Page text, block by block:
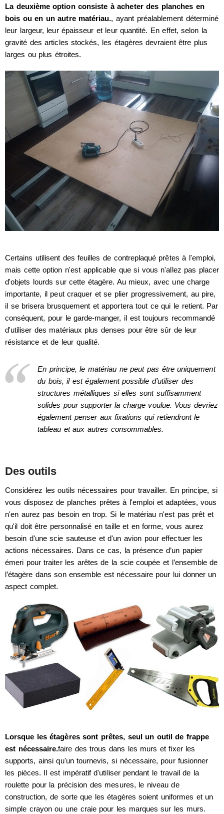
La deuxième option consiste à acheter des planches en
bois ou en un autre matériau., ayant préalablement déterminé
leur largeur, leur épaisseur et leur quantité. En effet, selon la
gravité des articles stockés, les étagères devraient être plus
larges ou plus étroites.
Certains utilisent des feuilles de contreplaqué prêtes à l'emploi,
mais cette option n'est applicable que si vous n'allez pas placer
d'objets lourds sur cette étagère. Au mieux, avec une charge
importante, il peut craquer et se plier progressivement, au pire,
il se brisera brusquement et apportera tout ce qui le retient. Par
conséquent, pour le garde-manger, il est toujours recommandé
d'utiliser des matériaux plus denses pour être sûr de leur
résistance et de leur qualité.
En principe, le matériau ne peut pas être uniquement
du bois, il est également possible d’utiliser des
structures métalliques si elles sont suffisamment
solides pour supporter la charge voulue. Vous devriez
également penser aux fixations qui retiendront le
tableau et aux autres consommables.
Des outils
Considérez les outils nécessaires pour travailler. En principe, si
vous disposez de planches prêtes à l'emploi et adaptées, vous
n'en aurez pas besoin en trop. Si le matériau n'est pas prêt et
qu'il doit être personnalisé en taille et en forme, vous aurez
besoin d'une scie sauteuse et d'un avion pour effectuer les
actions nécessaires. Dans ce cas, la présence d’un papier
émeri pour traiter les arêtes de la scie coupée et l’ensemble de
l’étagère dans son ensemble est nécessaire pour lui donner un
aspect complet.
Lorsque les étagères sont prêtes, seul un outil de frappe
est nécessaire.faire des trous dans les murs et fixer les
supports, ainsi qu'un tournevis, si nécessaire, pour fusionner
les pièces. Il est impératif d'utiliser pendant le travail de la
roulette pour la précision des mesures, le niveau de
construction, de sorte que les étagères soient uniformes et un
simple crayon ou une craie pour les marques sur les murs.